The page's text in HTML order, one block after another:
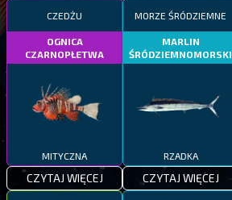
CZEDŻU
OGNICA
CZARNOPŁETWA
MITYCZNA
CZYTAJ WIĘCEJ
MORZE ŚRÓDZIEMNE
MARLIN
ŚRÓDZIEMNOMORSKI
RZADKA
CZYTAJ WIĘCEJ